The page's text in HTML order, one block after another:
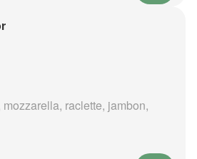
raclette, jambon,